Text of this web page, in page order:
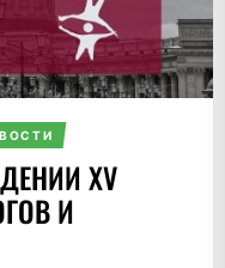
XV
И